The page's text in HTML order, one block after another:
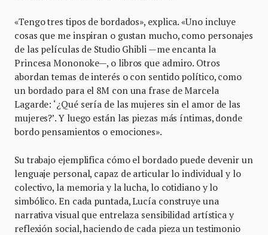
«Tengo tres tipos de bordados», explica. «Uno incluye
cosas que me inspiran o gustan mucho, como personajes
de las películas de Studio Ghibli —me encanta la
Princesa Mononoke—, o libros que admiro. Otros
abordan temas de interés o con sentido político, como
un bordado para el 8M con una frase de Marcela
Lagarde: ‘¿Qué sería de las mujeres sin el amor de las
mujeres?’. Y luego están las piezas más íntimas, donde
bordo pensamientos o emociones».
Su trabajo ejemplifica cómo el bordado puede devenir un
lenguaje personal, capaz de articular lo individual y lo
colectivo, la memoria y la lucha, lo cotidiano y lo
simbólico. En cada puntada, Lucía construye una
narrativa visual que entrelaza sensibilidad artística y
reflexión social, haciendo de cada pieza un testimonio